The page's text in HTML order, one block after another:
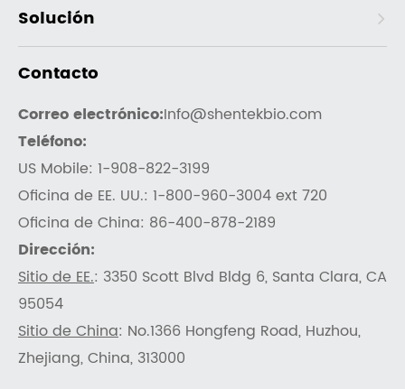
Solución
Contacto
Correo electrónico:Info@shentekbio.com
Teléfono:
US Mobile: 1-908-822-3199
Oficina de EE. UU.: 1-800-960-3004 ext 720
Oficina de China: 86-400-878-2189
Dirección:
Sitio de EE.: 3350 Scott Blvd Bldg 6, Santa Clara, CA
95054
Sitio de China: No.1366 Hongfeng Road, Huzhou,
Zhejiang, China, 313000